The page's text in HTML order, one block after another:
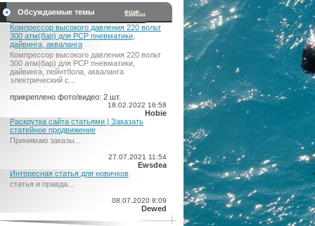
Обсуждаемые темы
еще...
Компрессор высокого давления 220 вольт
300 атм(бар) для PCP пневматики,
дайвинга, акваланга
Компрессор высокого давления 220 вольт
300 атм(бар) для PCP пневматики,
дайвинга, пейнтбола, акваланга
электрический c...
прикреплено фото/видео: 2 шт.
18.02.2022 16:58
Hobie
Раскрутка сайта статьями | Заказать
статейное продвижение
Принимаю заказы...
27.07.2021 11:54
Ewsdea
Интересная статья для новичков
статья и правда...
08.07.2020 8:09
Dewed